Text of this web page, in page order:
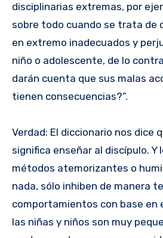
disciplinarias extremas, por
sobre todo cuando se trata de
en extremo inadecuados y
niño o adolescente, de lo
darán cuenta que sus malas
tienen consecuencias?”.
Verdad: El diccionario nos dice
significa enseñar al discípulo. Y
métodos atemorizantes o
nada, sólo inhiben de manera
comportamientos con base en
las niñas y niños son muy